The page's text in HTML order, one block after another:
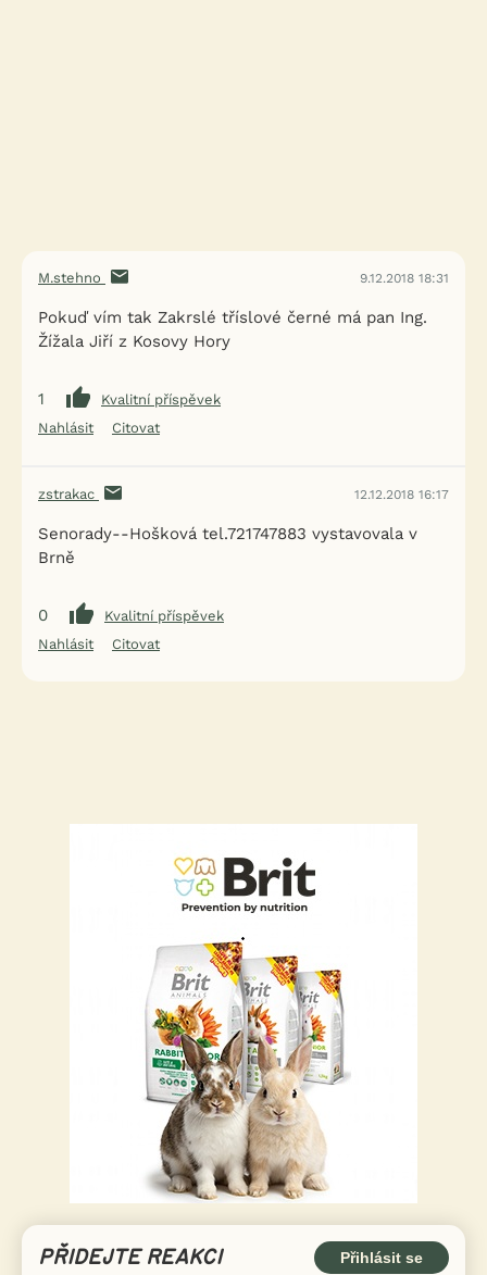
M.stehno 9.12.2018 18:31
Pokuď vím tak Zakrslé tříslové černé má pan Ing.
Žížala Jiří z Kosovy Hory
1
Kvalitní příspěvek
Nahlásit
Citovat
zstrakac 12.12.2018 16:17
Senorady--Hošková tel.721747883 vystavovala v
Brně
0
Kvalitní příspěvek
Nahlásit
Citovat
PŘIDEJTE REAKCI Přihlásit se